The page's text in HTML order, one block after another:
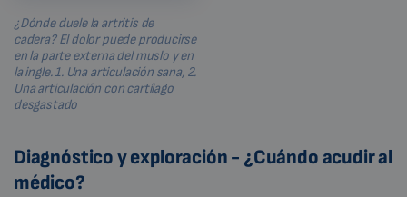
¿Dónde duele la artritis de
cadera? El dolor puede producirse
en la parte externa del muslo y en
la ingle. 1. Una articulación sana, 2.
Una articulación con cartílago
desgastado
Diagnóstico y exploración - ¿Cuándo acudir al
médico?